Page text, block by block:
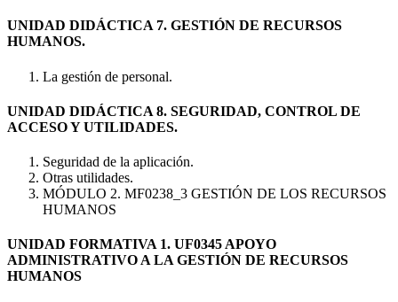
UNIDAD DIDÁCTICA 7. GESTIÓN DE RECURSOS
HUMANOS.
La gestión de personal.
UNIDAD DIDÁCTICA 8. SEGURIDAD, CONTROL DE
ACCESO Y UTILIDADES.
Seguridad de la aplicación.
Otras utilidades.
MÓDULO 2. MF0238_3 GESTIÓN DE LOS RECURSOS
HUMANOS
UNIDAD FORMATIVA 1. UF0345 APOYO
ADMINISTRATIVO A LA GESTIÓN DE RECURSOS
HUMANOS